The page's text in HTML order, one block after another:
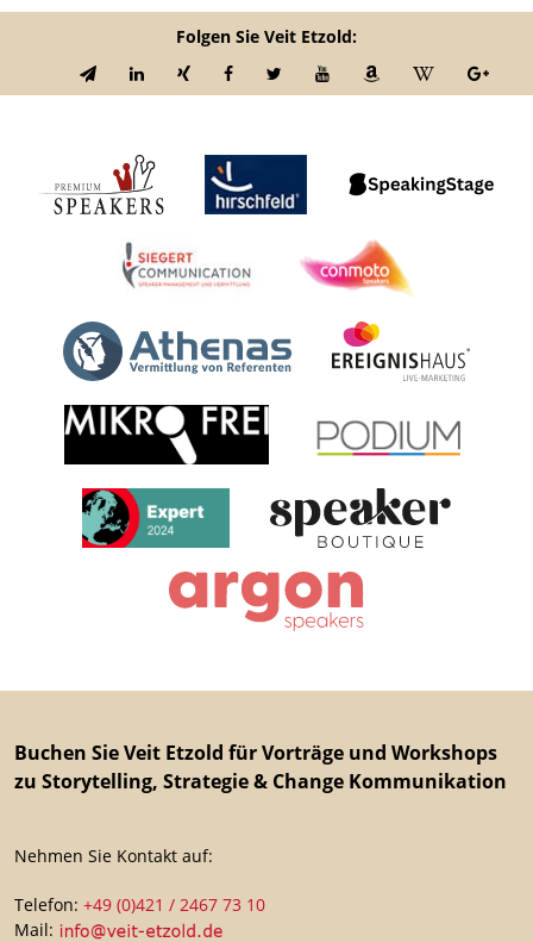
Folgen Sie Veit Etzold:
Buchen Sie Veit Etzold für Vorträge und Workshops
zu Storytelling, Strategie & Change Kommunikation
Nehmen Sie Kontakt auf:
Telefon: +49 (0)421 / 2467 73 10
Mail: